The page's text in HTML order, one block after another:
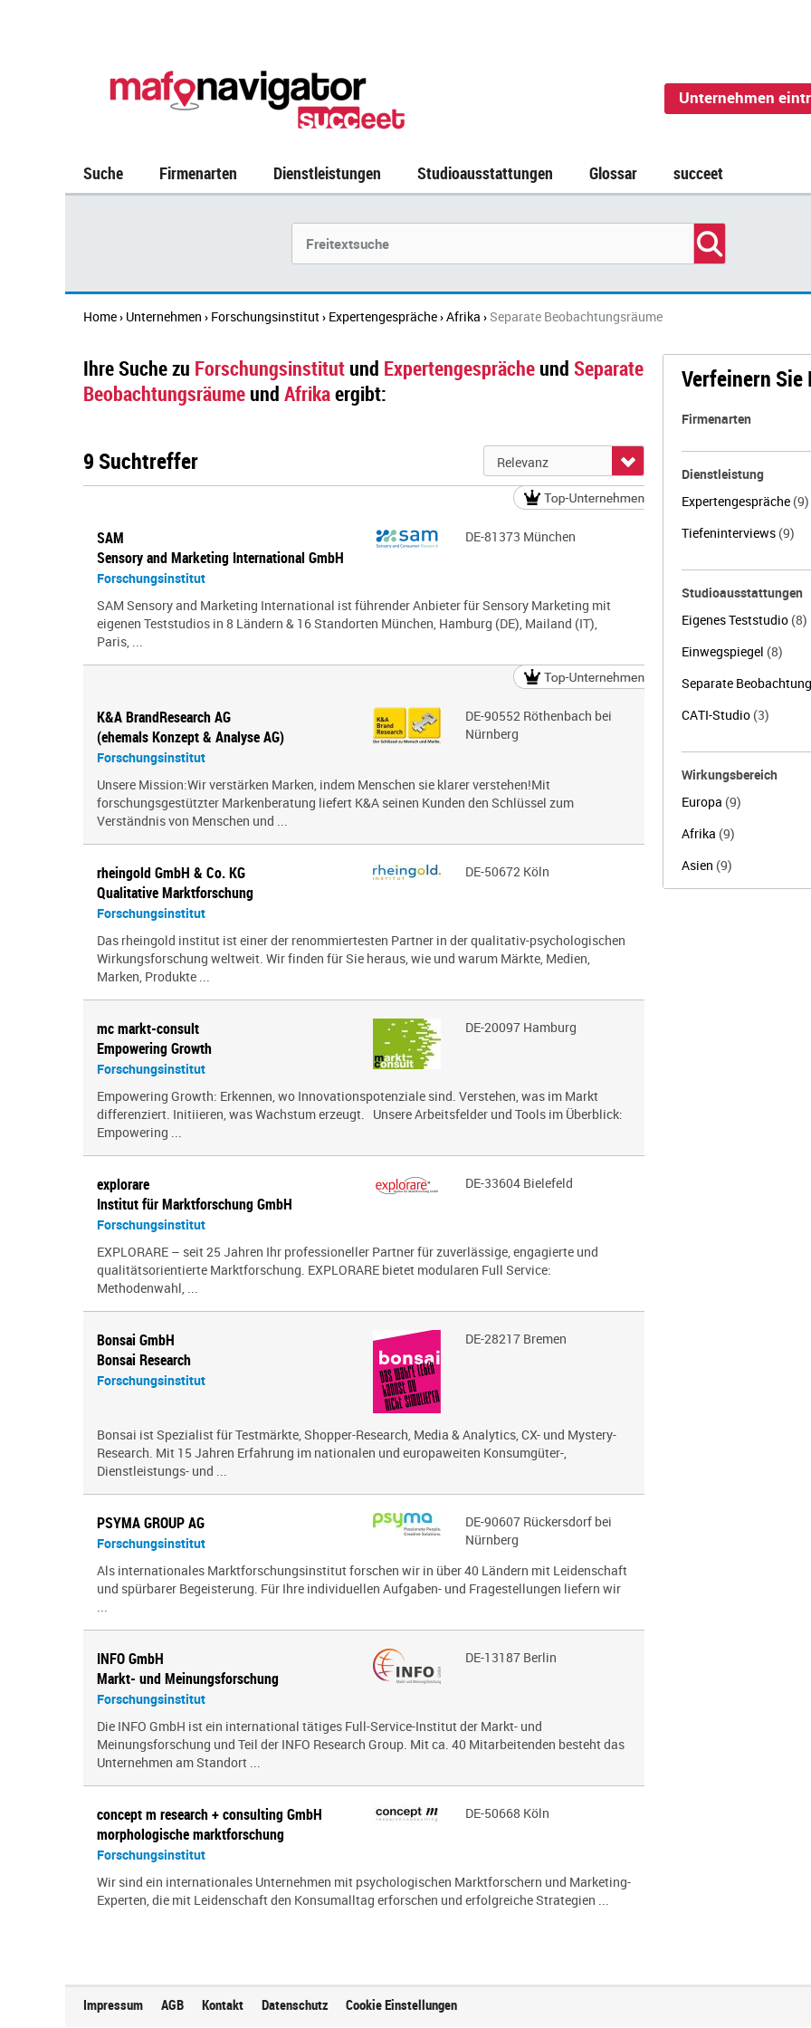
Unternehmen
Suche Firmenarten Dienstleistungen Studioausstattungen Glossar succeet
Home› Unternehmen › Forschungsinstitut› Expertengespräche›Afrika ›Separate Beobachtungsräume
Ihre Suche zu Forschungsinstitutund Expertengesprächeund Separate
Beobachtungsräumeund Afrikaergibt:
9 Suchtreffer
SAM
Sensory and Marketing International GmbH
Forschungsinstitut
DE-81373 München
SAM Sensory and Marketing International ist führender Anbieter für Sensory Marketing mit
eigenen Teststudios in 8 Ländern & 16 Standorten München, Hamburg (DE), Mailand (IT),
Paris, ...
K&A BrandResearch AG
(ehemals Konzept & Analyse AG)
Forschungsinstitut
DE-90552 Röthenbach bei
Nürnberg
Unsere Mission:Wir verstärken Marken, indem Menschen sie klarer verstehen!Mit
forschungsgestützter Markenberatung liefert K&A seinen Kunden den Schlüssel zum
Verständnis von Menschen und ...
rheingold GmbH & Co. KG
Qualitative Marktforschung
Forschungsinstitut
DE-50672 Köln
Das rheingold institut ist einer der renommiertesten Partner in der qualitativ-psychologischen
Wirkungsforschung weltweit. Wir finden für Sie heraus, wie und warum Märkte, Medien,
Marken, Produkte ...
mc markt-consult
Empowering Growth
Forschungsinstitut
DE-20097 Hamburg
Empowering Growth: Erkennen, wo Innovationspotenziale sind. Verstehen, was im Markt
differenziert. Initiieren, was Wachstum erzeugt. Unsere Arbeitsfelder und Tools im Überblick:
Empowering ...
explorare
Institut für Marktforschung GmbH
Forschungsinstitut
DE-33604 Bielefeld
EXPLORARE – seit 25 Jahren Ihr professioneller Partner für zuverlässige, engagierte und
qualitätsorientierte Marktforschung. EXPLORARE bietet modularen Full Service:
Methodenwahl, ...
Bonsai GmbH
Bonsai Research
Forschungsinstitut
DE-28217 Bremen
Bonsai ist Spezialist für Testmärkte, Shopper-Research, Media & Analytics, CX- und Mystery-
Research. Mit 15 Jahren Erfahrung im nationalen und europaweiten Konsumgüter-,
Dienstleistungs- und ...
PSYMA GROUP AG
Forschungsinstitut
DE-90607 Rückersdorf bei
Nürnberg
Als internationales Marktforschungsinstitut forschen wir in über 40 Ländern mit Leidenschaft
und spürbarer Begeisterung. Für Ihre individuellen Aufgaben- und Fragestellungen liefern wir
...
INFO GmbH
Markt- und Meinungsforschung
Forschungsinstitut
DE-13187 Berlin
Die INFO GmbH ist ein international tätiges Full-Service-Institut der Markt- und
Meinungsforschung und Teil der INFO Research Group. Mit ca. 40 Mitarbeitenden besteht das
Unternehmen am Standort ...
concept m research + consulting GmbH
morphologische marktforschung
Forschungsinstitut
DE-50668 Köln
Wir sind ein inter­na­tio­nales Unternehmen mit psy­cho­lo­gi­schen Marktforschern und Marketing-
Experten, die mit Leidenschaft den Konsumalltag erfor­schen und erfolg­reiche Strategien ...
Verfeinern Sie
Firmenarten
Dienstleistung
Expertengespräche (9)
Tiefeninterviews (9)
Studioausstattungen
Eigenes Teststudio (8)
Einwegspiegel (8)
Separate
CATI-Studio (3)
Wirkungsbereich
Europa (9)
Afrika (9)
Asien (9)
Impressum AGB Kontakt Datenschutz Cookie Einstellungen